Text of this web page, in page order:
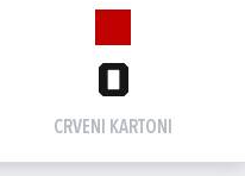
0
CRVENI KARTONI